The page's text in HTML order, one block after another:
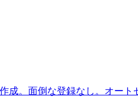
成。面倒な登録なし。オート